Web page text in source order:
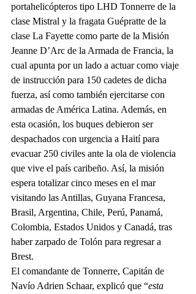
portahelicópteros tipo LHD Tonnerre de la
clase Mistral y la fragata Guépratte de la
clase La Fayette como parte de la Misión
Jeanne D’Arc de la Armada de Francia, la
cual apunta por un lado a actuar como viaje
de instrucción para 150 cadetes de dicha
fuerza, así como también ejercitarse con
armadas de América Latina. Además, en
esta ocasión, los buques debieron ser
despachados con urgencia a Haití para
evacuar 250 civiles ante la ola de violencia
que vive el país caribeño. Así, la misión
espera totalizar cinco meses en el mar
visitando las Antillas, Guyana Francesa,
Brasil, Argentina, Chile, Perú, Panamá,
Colombia, Estados Unidos y Canadá, tras
haber zarpado de Tolón para regresar a
Brest.
El comandante de Tonnerre, Capitán de
Navío Adrien Schaar, explicó que “esta